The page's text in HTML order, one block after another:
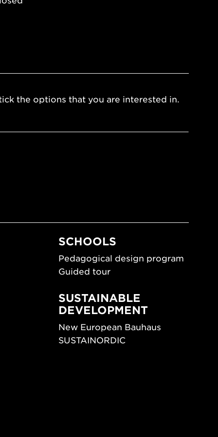
the options that you are interested in.
SCHOOLS
Pedagogical design program
Guided tour
SUSTAINABLE
DEVELOPMENT
New European Bauhaus
SUSTAINORDIC